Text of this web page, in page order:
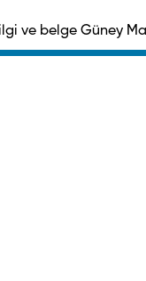
ve belge Güney